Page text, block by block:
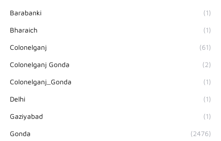
Barabanki (1)
Bharaich (1)
Colonelganj (61)
Colonelganj Gonda (2)
Colonelganj_Gonda (1)
Delhi (1)
Gaziyabad (1)
Gonda (2476)